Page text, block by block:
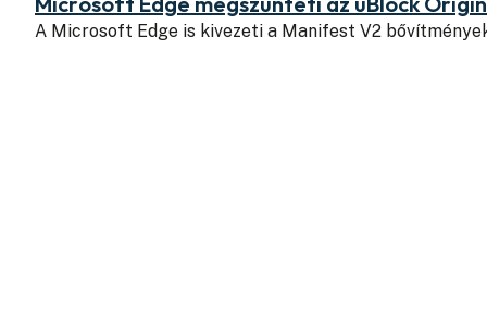
A Microsoft Edge is kivezeti a Manifest V2